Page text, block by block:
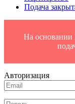
Подача
На основании
Авторизация